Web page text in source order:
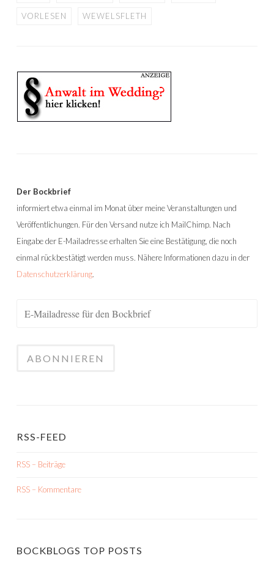
VORLESEN WEWELSFLETH
Der Bockbrief
informiert etwa einmal im Monat über meine Veranstaltungen und
Veröffentlichungen. Für den Versand nutze ich MailChimp. Nach
Eingabe der E-Mailadresse erhalten Sie eine Bestätigung, die noch
einmal rückbestätigt werden muss. Nähere Informationen dazu in der
Datenschutzerklärung.
RSS-FEED
RSS – Beiträge
RSS – Kommentare
BOCKBLOGS TOP POSTS